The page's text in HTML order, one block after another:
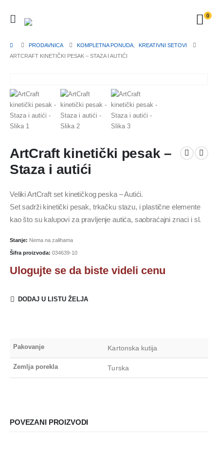
0
PRODAVNICA KOMPLETNA PONUDA
KREATIVNI SETOVI
ARTCRAFT KINETIČKI PESAK – STAZA I AUTIĆI
ArtCraft kinetički pesak –
Staza i autići
Veliki ArtCraft set kinetičkog peska – Autići.
Set sadrži kinetički pesak, trkačku stazu, i plastične elemente
kao što su kalupovi za pravljenje autića, saobraćajni znaci i sl.
Stanje: Nema na zalihama
Šifra proizvoda: 034639-10
Ulogujte se da biste videli cenu
DODAJ U LISTU ŽELJA
Pakovanje Kartonska kutija
Zemlja porekla Turska
POVEZANI PROIZVODI